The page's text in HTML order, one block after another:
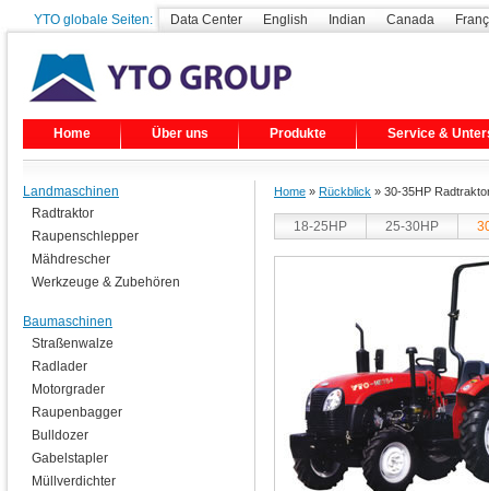
YTO globale Seiten: Data Center English Indian Canada
Home Über uns Produkte Service &
Home » Rückblick » 30-35HP
18-25HP 25-30HP
Landmaschinen
Radtraktor
Raupenschlepper
Mähdrescher
Werkzeuge & Zubehören
Baumaschinen
Straßenwalze
Radlader
Motorgrader
Raupenbagger
Bulldozer
Gabelstapler
Müllverdichter